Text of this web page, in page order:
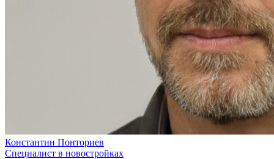
Константин Понториев
Специалист в новостройках